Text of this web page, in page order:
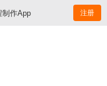
制作App 注册